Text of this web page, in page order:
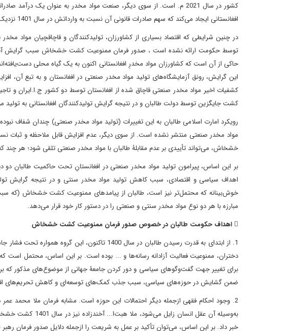
کشور در سال 2021 م. است. از سوی دیگر، صنعت مواد مخدر به عنوان یک
افغانستانی ایجاد می‌کند که سهم صادرات قانونی آن نسبت به وارداتش در سال 1401 نزدیک 1 به 4 است .
در چنین شرایطی که اقتصاد بسیاری از کشاورزان، تولیدکنندگان و قاچاقچیان
توسط حکومت ارائه نشده است ، صدور فرمان ممنوعیت کشت خشخاش سبب گرایش
حاکی از آن است که کشاورزان مواد مخدرِ افغانستانی اکنون به یک گیاه محلی
این گرایش، رونق آزمایشگاه‌های تولید مواد مخدر صنعتی در افغانستان و به تبع آن،
کشفیات اخیر مواد مخدر صنعتی قاچاق شده از افغانستان توسط دو کشور ج.ا.ایران
کشت جایگزین توسط دولت طالبان و در نتیجه گرایش تولیدکنندگان افغانستانی به تولید
رویکرد امارت اسلامی طالبان به این تغییرات (تولید مواد مخدر صنعتی) چندان شفاف
مواد مخدر صنعتی منتشر نشده است. از سوی دیگر، عدم افزایش قابل ملاحظه و
خشخاش، می‌تواند تأییدی بر عدم مقابلۀ طالبان با مواد مخدر صنعتی تلقی شود؛ هر چند
بر این اساس، پیرامون تولید مواد مخدر صنعتی در افغانستانِ تحت حاکمیت طالبان دو
اهداف سیاسی و اقتصادی، سبب کاهش تولید مواد مخدر سنتی و در نتیجه گرایش
خوش‌بینانه که محتمل‌تر نیز است، طالبان از پیامدهای ممنوعیت کشت خشخاش (که
مبارزه با هر دو نوع مواد مخدر سنتی و صنعتی را در دستور کار خود قرار می‌دهد.
 اهداف حکومت طالبان در خصوص صدور فرمان ممنوعیت کشت خشخاش
1. از ابتدای به قدرت رسیدن طالبان در سال 1400
دختران، ممنوعیت فعالیت آزادانه رسانه‌ها و ... بوده است. بر این اساس، محتمل
برای تغییر جهت گفت‌وگوهای سیاسی و دور کردن جامعۀ جهانی از موضوع‌های مذکور که بر
ضمن گشایش در حوزه‌های سیاسی، سبب جذب کمک‌های توسعه‌ای و کاهش تحریم‌های
به‌وسیله آن عقل
خبر داد. بر این اساس، می‌توان تأکید بر عمل به شریعت را ازجمله دلایل صدور فرمان